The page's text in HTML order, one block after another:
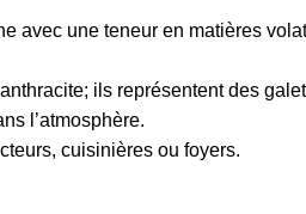
avec une teneur en matières
ils représentent des
l’atmosphère.
cuisinières ou foyers.